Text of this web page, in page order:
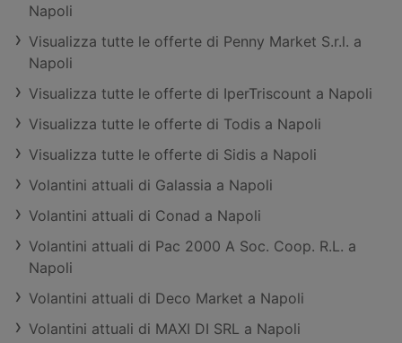
Napoli
Visualizza tutte le offerte di Penny Market S.r.l. a
Napoli
Visualizza tutte le offerte di IperTriscount a Napoli
Visualizza tutte le offerte di Todis a Napoli
Visualizza tutte le offerte di Sidis a Napoli
Volantini attuali di Galassia a Napoli
Volantini attuali di Conad a Napoli
Volantini attuali di Pac 2000 A Soc. Coop. R.L. a
Napoli
Volantini attuali di Deco Market a Napoli
Volantini attuali di MAXI DI SRL a Napoli